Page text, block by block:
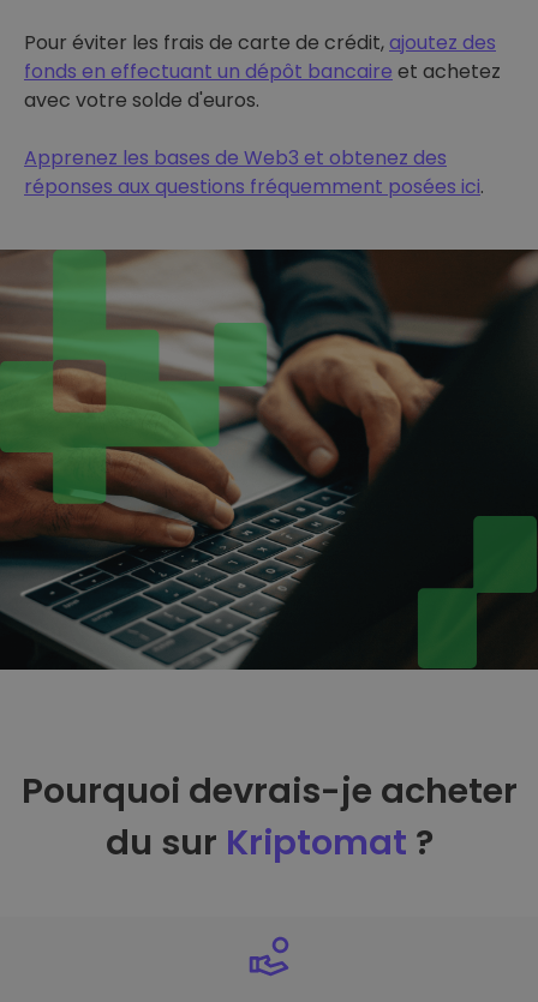
Pour éviter les frais de carte de crédit,ajoutez des
fonds en effectuant un dépôt bancaire et achetez
avec votre solde d'euros.
Apprenez les bases de Web3 et obtenez des
réponses aux questions fréquemment posées ici.
Pourquoi devrais-je acheter
du sur Kriptomat ?